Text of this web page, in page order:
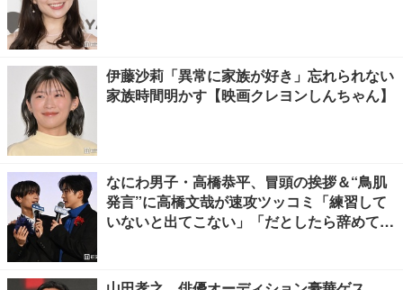
伊藤沙莉「異常に家族が好き」忘れられない
家族時間明かす【映画クレヨンしんちゃん】
なにわ男子・高橋恭平、冒頭の挨拶＆“鳥肌
発言”に高橋文哉が速攻ツッコミ「練習して
いないと出てこない」「だとしたら辞めてく